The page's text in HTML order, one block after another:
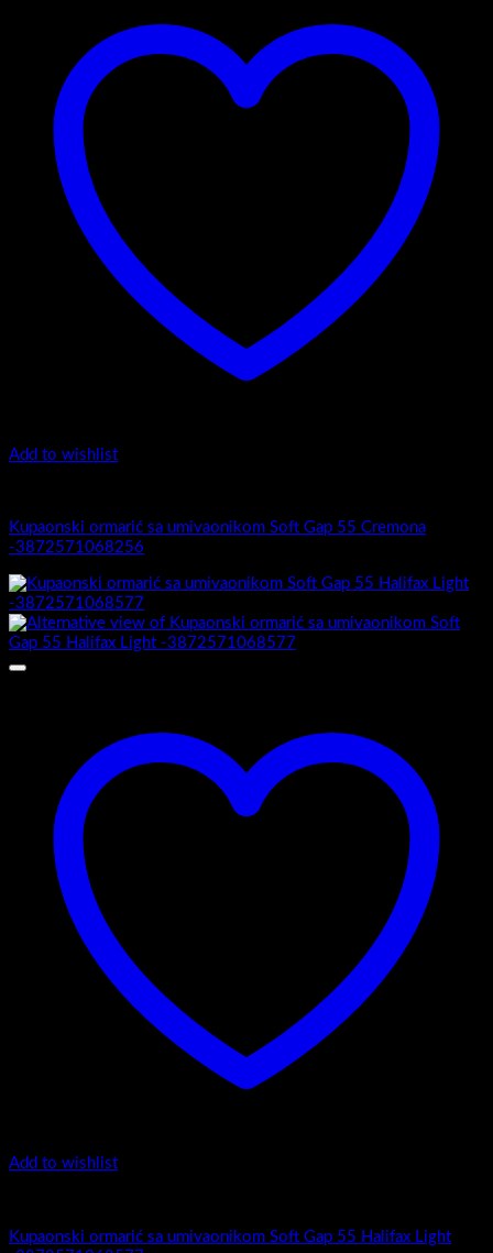
Add to wishlist
Kupaonski ormarić sa umivaonikom Soft Gap 55 Cremona
-3872571068256
Add to wishlist
Kupaonski ormarić sa umivaonikom Soft Gap 55 Halifax Light